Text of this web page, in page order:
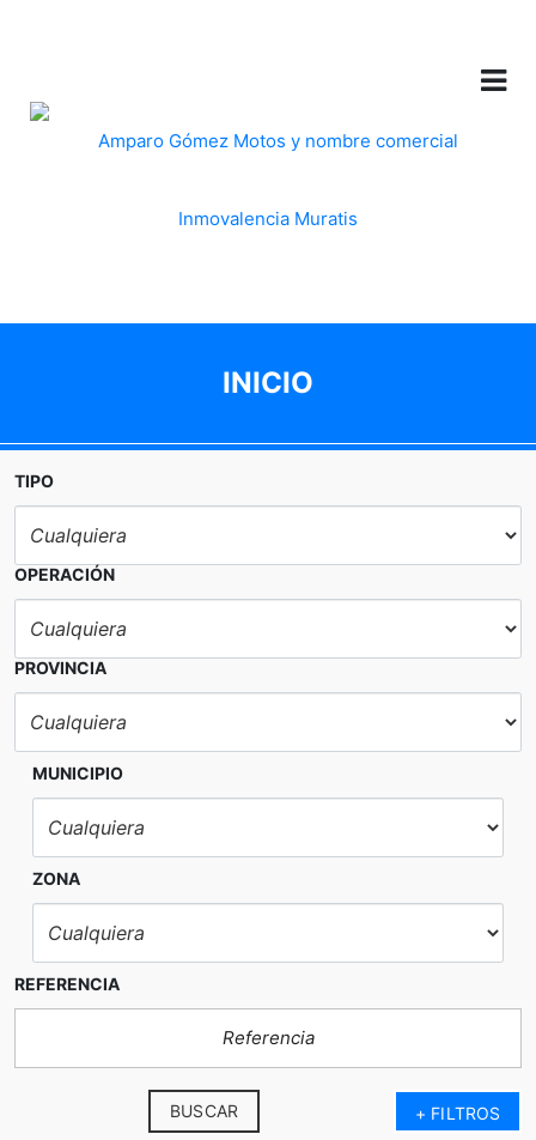
INICIO
TIPO
OPERACIÓN
PROVINCIA
MUNICIPIO
ZONA
REFERENCIA
+ FILTROS
BUSCAR